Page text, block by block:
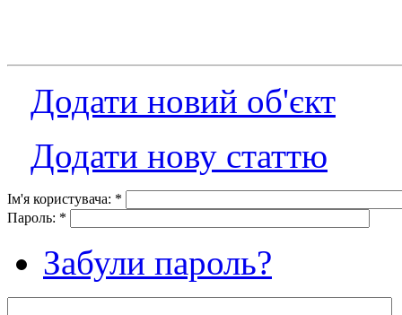
Додати новий об'єкт
Додати нову статтю
Ім'я користувача: *
Пароль: *
Забули пароль?